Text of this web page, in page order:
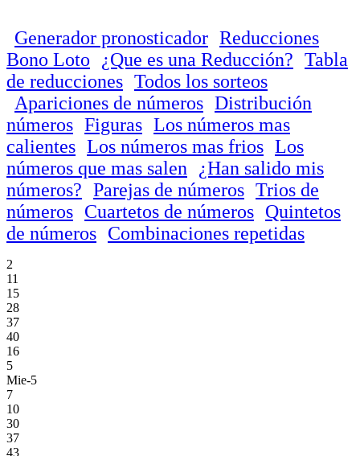
Generador pronosticador Reducciones
Bono Loto
¿Que es una Reducción? Tabla
de reducciones Todos los sorteos
Apariciones de números Distribución
números Figuras Los números mas
calientes Los números mas frios Los
números que mas salen
¿Han salido mis
números? Parejas de números Trios de
números Cuartetos de números Quintetos
de números Combinaciones repetidas
2
11
15
28
37
40
16
5
Mie-5
7
10
30
37
43